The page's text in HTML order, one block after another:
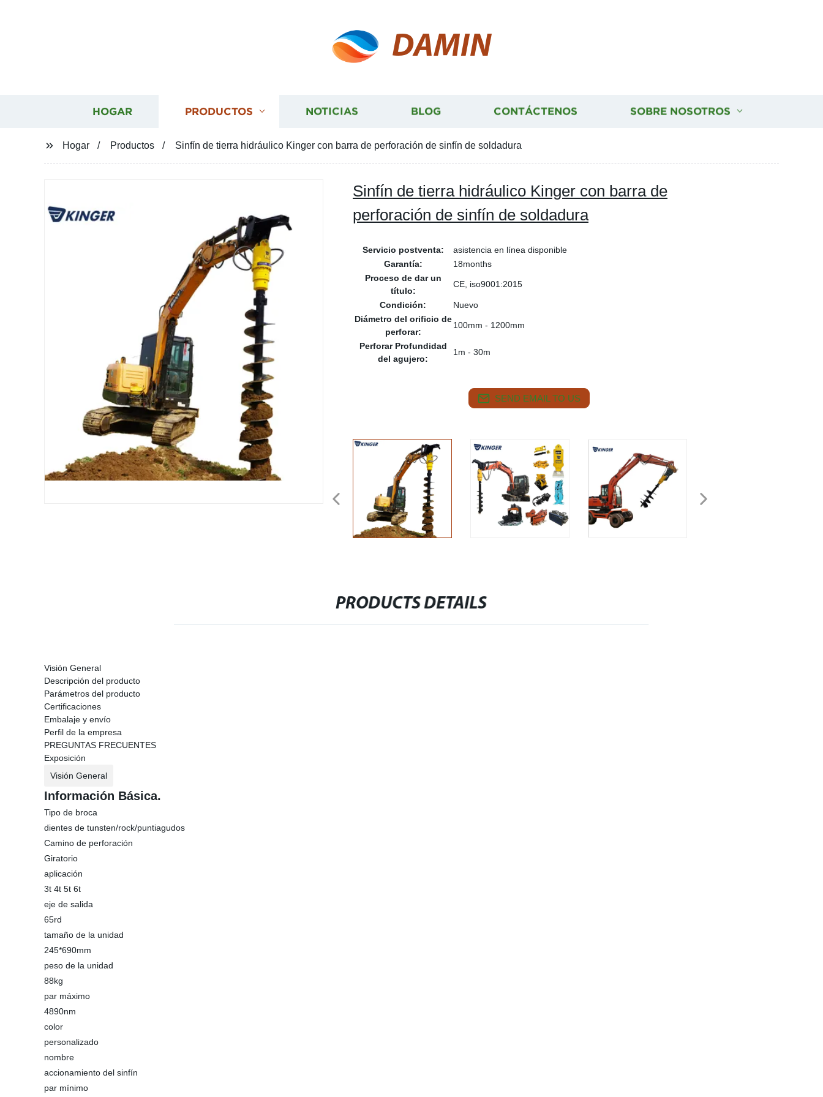
DAMIN
HOGAR PRODUCTOS NOTICIAS BLOG CONTÁCTENOS SOBRE NOSOTROS
Hogar Productos Sinfín de tierra hidráulico Kinger con barra de perforación de sinfín de soldadura
Sinfín de tierra hidráulico Kinger con barra de
perforación de sinfín de soldadura
Servicio postventa:
asistencia en línea disponible
Garantía:
18months
Proceso de dar un
título:
CE, iso9001:2015
Condición:
Nuevo
Diámetro del orificio de
perforar:
100mm - 1200mm
Perforar Profundidad
del agujero:
1m - 30m
SEND EMAIL TO US
PRODUCTS DETAILS
Visión General
Descripción del producto
Parámetros del producto
Certificaciones
Embalaje y envío
Perfil de la empresa
PREGUNTAS FRECUENTES
Exposición
Visión General
Información Básica.
Tipo de broca
dientes de tunsten/rock/puntiagudos
Camino de perforación
Giratorio
aplicación
3t 4t 5t 6t
eje de salida
65rd
tamaño de la unidad
245*690mm
peso de la unidad
88kg
par máximo
4890nm
color
personalizado
nombre
accionamiento del sinfín
par mínimo